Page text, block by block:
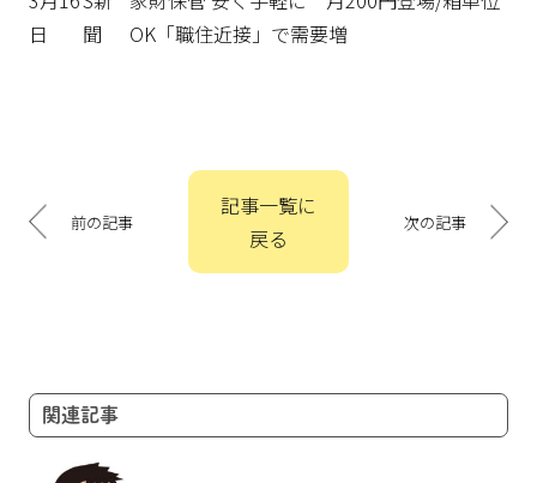
日
聞
OK「職住近接」で需要増
稿
ナ
ョ
ン
前の記事
記事一覧に
戻る
次の記事
関連記事